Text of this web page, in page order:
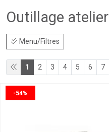
Outillage atelier
Menu/Filtres
1 2 3 4 5 6 7
-54%